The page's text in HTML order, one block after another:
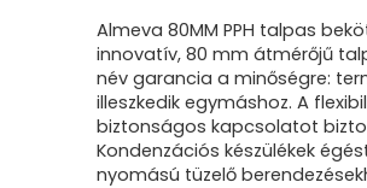
Almeva 80MM PPH talpas
innovatív, 80 mm átmérőjű
név garancia a minőségre:
illeszkedik egymáshoz. A
biztonságos kapcsolatot
Kondenzációs készülékek
nyomású tüzelő